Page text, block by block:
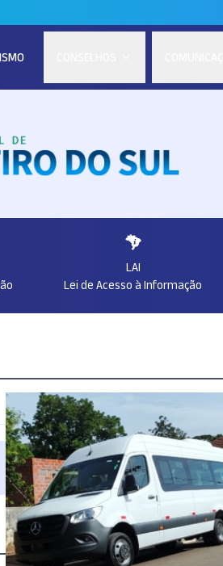
LAI
Lei de Acesso à Informação